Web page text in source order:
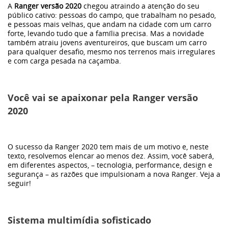
Ação Social
Volvo
Frota
Eletrificação
Autorizo o
Grupo Dimas a armazenar meus dados pessoais para
enviar campanhas de marketing e informações sobre a
empresa nos canais: Telefone, Email e SMS.
A Ranger versão 2020 chegou atraindo a atenção do seu
público cativo: pessoas do campo, que trabalham no pesado,
e pessoas mais velhas, que andam na cidade com um carro
forte, levando tudo que a família precisa. Mas a novidade
também atraiu jovens aventureiros, que buscam um carro
para qualquer desafio, mesmo nos terrenos mais irregulares
e com carga pesada na caçamba.
Você vai se apaixonar pela Ranger versão
2020
O sucesso da Ranger 2020 tem mais de um motivo e, neste
texto, resolvemos elencar ao menos dez. Assim, você saberá,
em diferentes aspectos, – tecnologia, performance, design e
segurança – as razões que impulsionam a nova Ranger. Veja a
seguir!
Sistema multimídia sofisticado